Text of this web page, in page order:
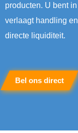
producten. U bent
verlaagt handling
directe liquiditeit.
Bel ons direct